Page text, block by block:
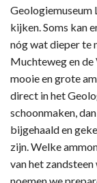
Geologiemuseum
kijken. Soms kan
nóg wat dieper te
Muchteweg en de
mooie en grote
direct in het
schoonmaken,
bijgehaald en
zijn. Welke
van het